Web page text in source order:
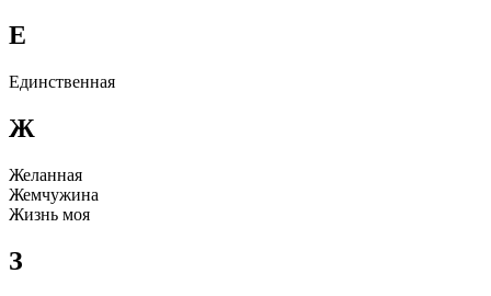
Е
Единственная
Ж
Желанная
Жемчyжина
Жизнь моя
З